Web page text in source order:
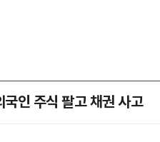
인 주식 팔고 채권 사고